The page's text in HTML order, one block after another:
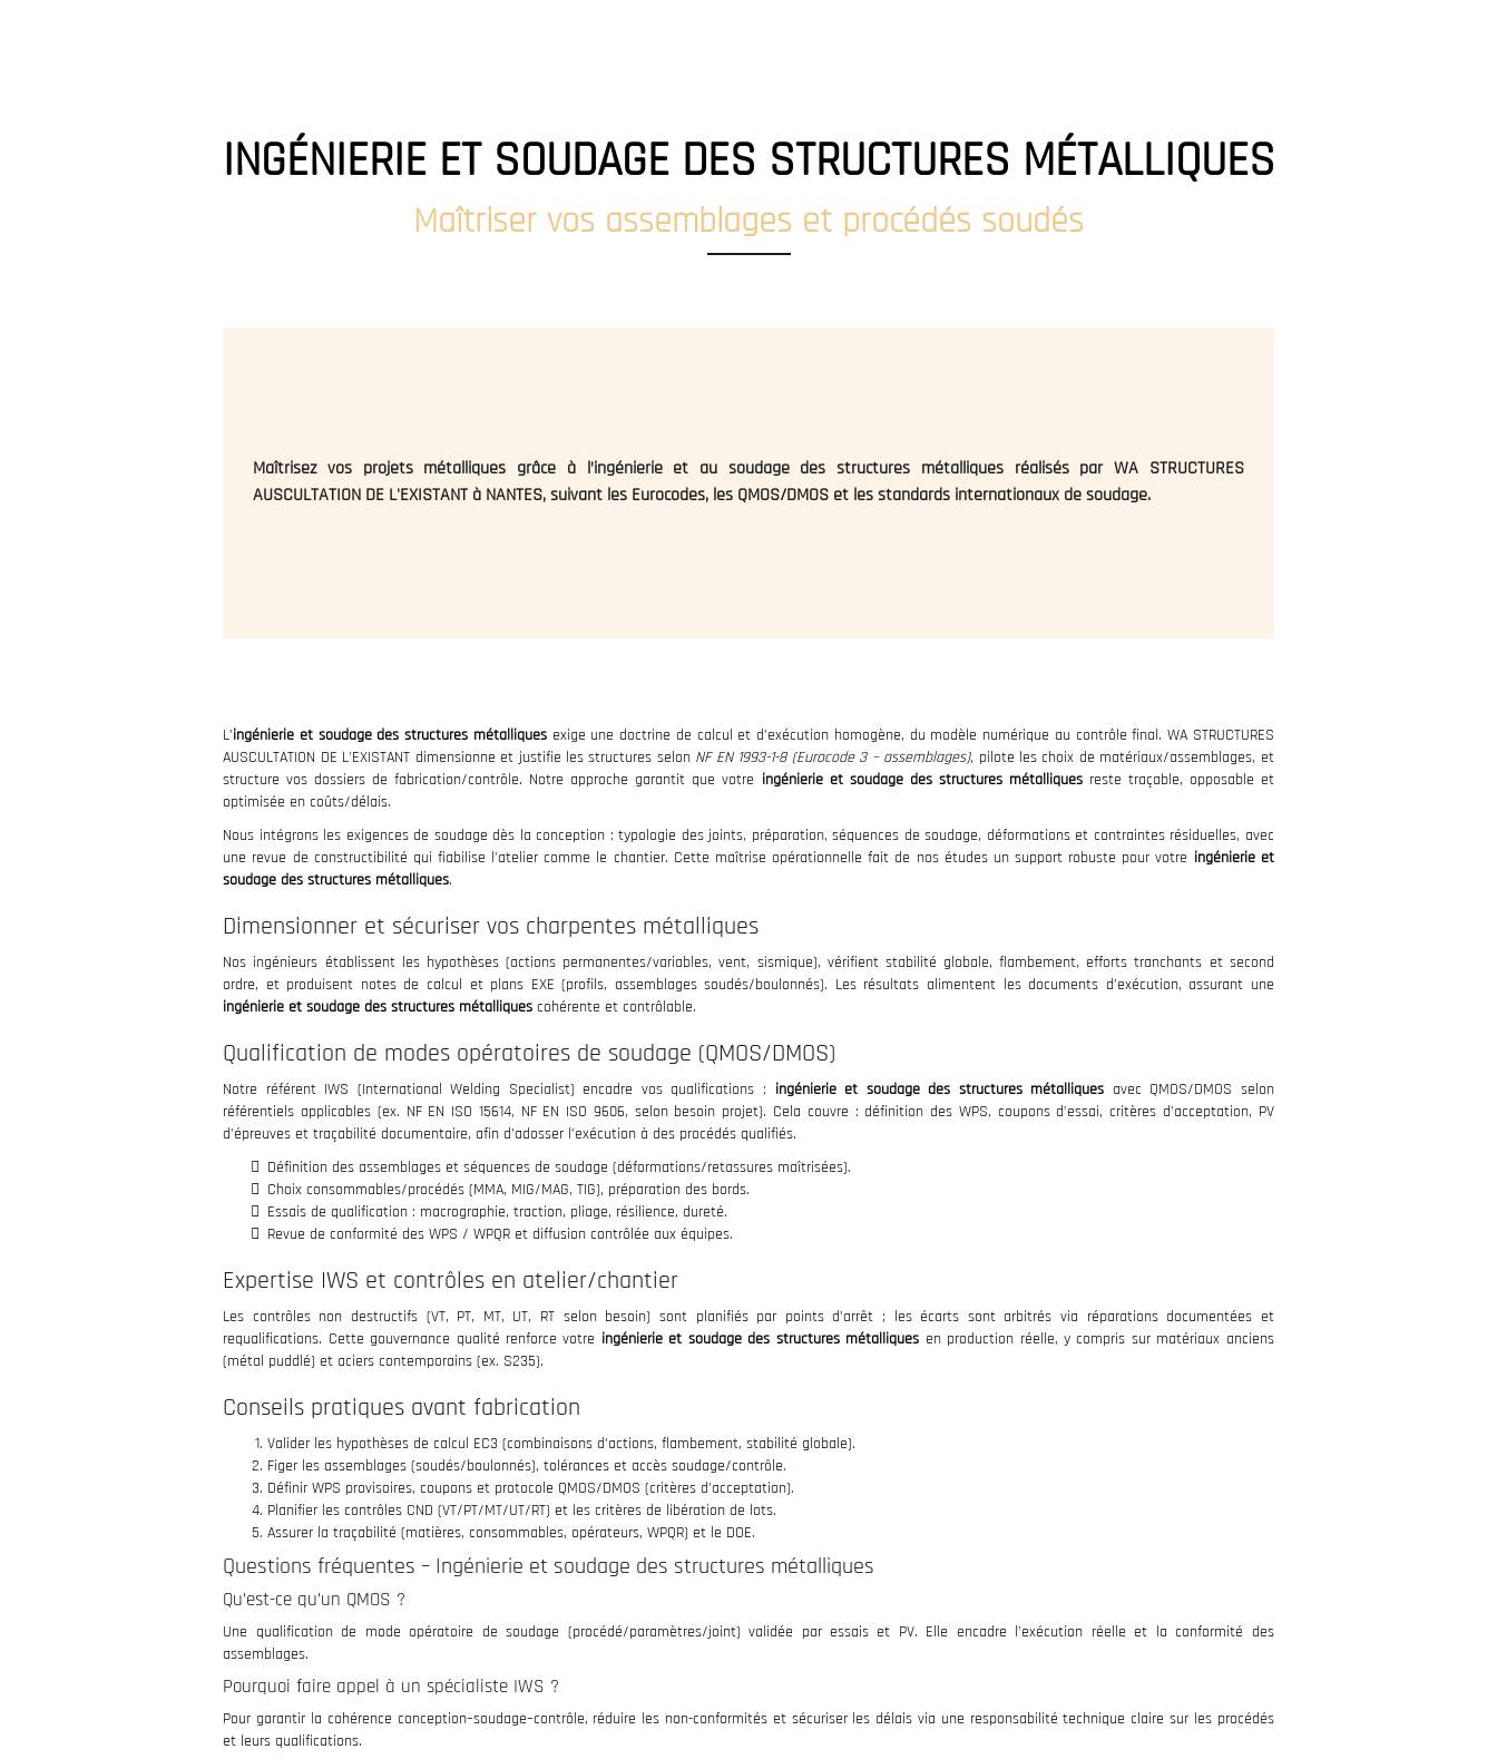
INGÉNIERIE ET SOUDAGE DES STRUCTURES MÉTALLIQUES
Maîtriser vos assemblages et procédés soudés
Maîtrisez vos projets métalliques grâce à l’ingénierie et au soudage des structures métalliques réalisés par WA STRUCTURES
AUSCULTATION DE L'EXISTANT à NANTES, suivant les Eurocodes, les QMOS/DMOS et les standards internationaux de soudage.
L’ingénierie et soudage des structures métalliquesexige une doctrine de calcul et d’exécution homogène, du modèle numérique au contrôle final. WA STRUCTURES
AUSCULTATION DE L'EXISTANT dimensionne et justifie les structures selon NF EN 1993-1-8 (Eurocode 3 – assemblages), pilote les choix de matériaux/assemblages, et
structure vos dossiers de fabrication/contrôle. Notre approche garantit que votre ingénierie et soudage des structures métalliquesreste traçable, opposable et
optimisée en coûts/délais.
Nous intégrons les exigences de soudage dès la conception : typologie des joints, préparation, séquences de soudage, déformations et contraintes résiduelles, avec
une revue de constructibilité qui fiabilise l’atelier comme le chantier. Cette maîtrise opérationnelle fait de nos études un support robuste pour votre ingénierie et
soudage des structures métalliques.
Dimensionner et sécuriser vos charpentes métalliques
Nos ingénieurs établissent les hypothèses (actions permanentes/variables, vent, sismique), vérifient stabilité globale, flambement, efforts tranchants et second
ordre, et produisent notes de calcul et plans EXE (profils, assemblages soudés/boulonnés). Les résultats alimentent les documents d’exécution, assurant une
ingénierie et soudage des structures métalliques cohérente et contrôlable.
Qualification de modes opératoires de soudage (QMOS/DMOS)
Notre référent IWS (International Welding Specialist) encadre vos qualifications : ingénierie et soudage des structures métalliques avec QMOS/DMOS selon
référentiels applicables (ex. NF EN ISO 15614, NF EN ISO 9606, selon besoin projet). Cela couvre : définition des WPS, coupons d’essai, critères d’acceptation, PV
d’épreuves et traçabilité documentaire, afin d’adosser l’exécution à des procédés qualifiés.
Définition des assemblages et séquences de soudage (déformations/retassures maîtrisées).
Choix consommables/procédés (MMA, MIG/MAG, TIG), préparation des bords.
Essais de qualification : macrographie, traction, pliage, résilience, dureté.
Revue de conformité des WPS / WPQR et diffusion contrôlée aux équipes.
Expertise IWS et contrôles en atelier/chantier
Les contrôles non destructifs (VT, PT, MT, UT, RT selon besoin) sont planifiés par points d’arrêt ; les écarts sont arbitrés via réparations documentées et
requalifications. Cette gouvernance qualité renforce votre ingénierie et soudage des structures métalliques en production réelle, y compris sur matériaux anciens
(métal puddlé) et aciers contemporains (ex. S235).
Conseils pratiques avant fabrication
Valider les hypothèses de calcul EC3 (combinaisons d’actions, flambement, stabilité globale).
Figer les assemblages (soudés/boulonnés), tolérances et accès soudage/contrôle.
Définir WPS provisoires, coupons et protocole QMOS/DMOS (critères d’acceptation).
Planifier les contrôles CND (VT/PT/MT/UT/RT) et les critères de libération de lots.
Assurer la traçabilité (matières, consommables, opérateurs, WPQR) et le DOE.
Questions fréquentes – Ingénierie et soudage des structures métalliques
Qu’est-ce qu’un QMOS ?
Une qualification de mode opératoire de soudage (procédé/paramètres/joint) validée par essais et PV. Elle encadre l’exécution réelle et la conformité des
assemblages.
Pourquoi faire appel à un spécialiste IWS ?
Pour garantir la cohérence conception–soudage–contrôle, réduire les non-conformités et sécuriser les délais via une responsabilité technique claire sur les procédés
et leurs qualifications.